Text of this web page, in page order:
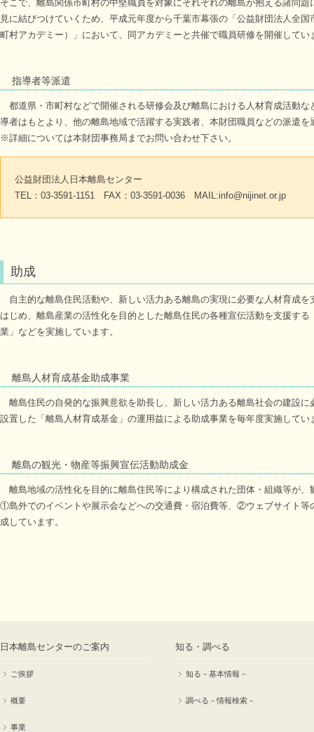
そこで、離島関係市町村の中堅職員を対象にそれぞれの離島が抱える諸問
見に結びつけていくため、平成元年度から千葉市幕張の「公益財団法人全
町村アカデミー）」において、同アカデミーと共催で職員研修を開催してい
指導者等派遣
都道県・市町村などで開催される研修会及び離島における人材育成活動
導者はもとより、他の離島地域で活躍する実践者、本財団職員などの派遣
※詳細については本財団事務局までお問い合わせ下さい。
公益財団法人日本離島センター
TEL：03-3591-1151 FAX：03-3591-0036 MAIL:info@nijinet.or.jp
助成
自主的な離島住民活動や、新しい活力ある離島の実現に必要な人材育成
はじめ、離島産業の活性化を目的とした離島住民の各種宣伝活動を支援す
業」などを実施しています。
離島人材育成基金助成事業
離島住民の自発的な振興意欲を助長し、新しい活力ある離島社会の建設
設置した「離島人材育成基金」の運用益による助成事業を毎年度実施してい
離島の観光・物産等振興宣伝活動助成金
離島地域の活性化を目的に離島住民等により構成された団体・組織等が
①島外でのイベントや展示会などへの交通費・宿泊費等、②ウェブサイト
成しています。
日本離島センターのご案内
ご挨拶
概要
事業
知る・調べる
知る－基本情報－
調べる－情報検索－